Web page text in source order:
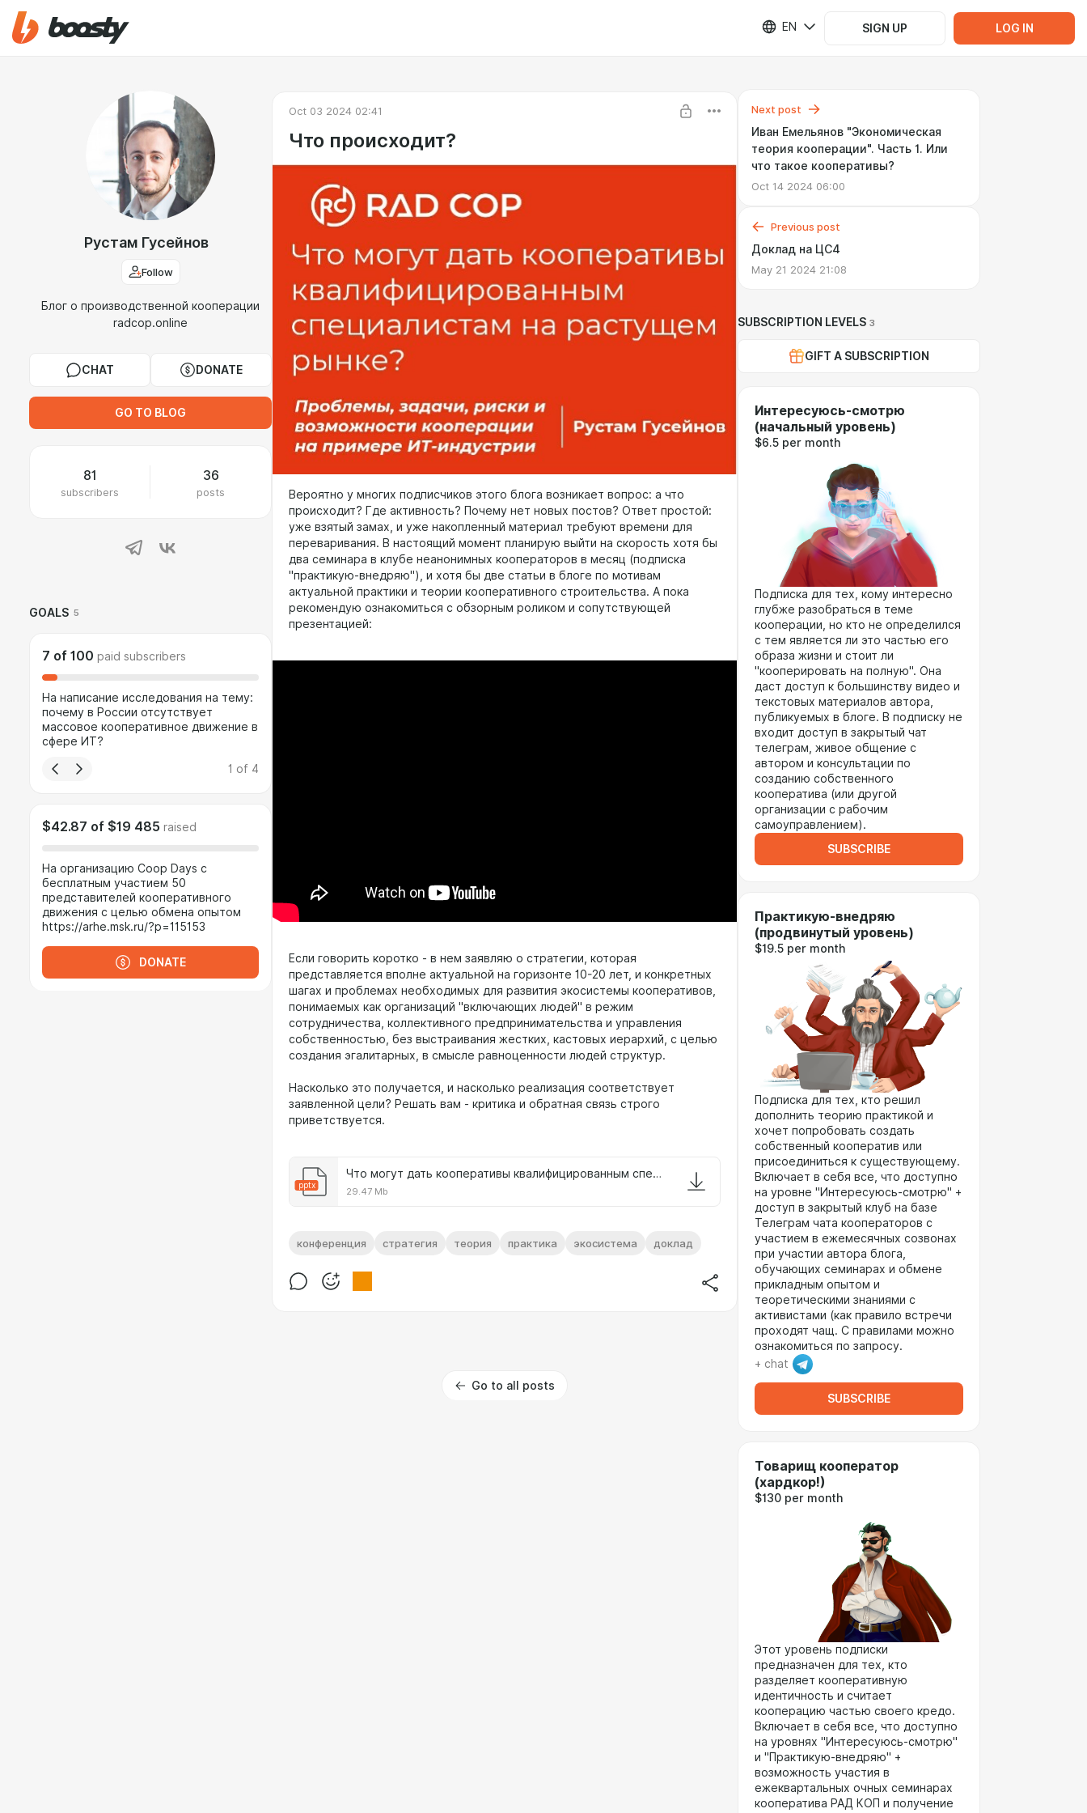
EN SIGN UP LOG IN
Рустам Гусейнов
Follow
Блог о производственной кооперации
radcop.online
CHAT DONATE
GO TO BLOG
81
subscribers
36
posts
GOALS 5
7 of 100 paid subscribers
На написание исследования на тему:
почему в России отсутствует
массовое кооперативное движение в
сфере ИТ?
1 of 4
$42.87 of $19 485 raised
На организацию Coop Days с
бесплатным участием 50
представителей кооперативного
движения с целью обмена опытом
https://arhe.msk.ru/?p=115153
DONATE
Oct 03 2024 02:41
Что происходит?
Вероятно у многих подписчиков этого блога возникает вопрос: а что
происходит? Где активность? Почему нет новых постов? Ответ простой:
уже взятый замах, и уже накопленный материал требуют времени для
переваривания. В настоящий момент планирую выйти на скорость хотя бы
два семинара в клубе неанонимных кооператоров в месяц (подписка
"практикую-внедряю"), и хотя бы две статьи в блоге по мотивам
актуальной практики и теории кооперативного строительства. А пока
рекомендую ознакомиться с обзорным роликом и сопутствующей
презентацией:
Если говорить коротко - в нем заявляю о стратегии, которая
представляется вполне актуальной на горизонте 10-20 лет, и конкретных
шагах и проблемах необходимых для развития экосистемы кооперативов,
понимаемых как организаций "включающих людей" в режим
сотрудничества, коллективного предпринимательства и управления
собственностью, без выстраивания жестких, кастовых иерархий, с целью
создания эгалитарных, в смысле равноценности людей структур.
Насколько это получается, и насколько реализация соответствует
заявленной цели? Решать вам - критика и обратная связь строго
приветствуется.
pptx
Что могут дать кооперативы квалифицированным специалистам на растущем рынке v.1.0.pptx
29.47 Mb
конференция стратегия теория практика экосистема доклад
Go to all posts
Next post
Иван Емельянов "Экономическая
теория кооперации". Часть 1. Или
что такое кооперативы?
Oct 14 2024 06:00
Previous post
Доклад на ЦС4
May 21 2024 21:08
SUBSCRIPTION LEVELS 3
GIFT A SUBSCRIPTION
Интересуюсь-смотрю
(начальный уровень)
$6.5 per month
Подписка для тех, кому интересно
глубже разобраться в теме
кооперации, но кто не определился
с тем является ли это частью его
образа жизни и стоит ли
"кооперировать на полную". Она
даст доступ к большинству видео и
текстовых материалов автора,
публикуемых в блоге. В подписку не
входит доступ в закрытый чат
телеграм, живое общение с
автором и консультации по
созданию собственного
кооператива (или другой
организации с рабочим
самоуправлением).
SUBSCRIBE
Практикую-внедряю
(продвинутый уровень)
$19.5 per month
Подписка для тех, кто решил
дополнить теорию практикой и
хочет попробовать создать
собственный кооператив или
присоединиться к существующему.
Включает в себя все, что доступно
на уровне "Интересуюсь-смотрю" +
доступ в закрытый клуб на базе
Телеграм чата кооператоров с
участием в ежемесячных созвонах
при участии автора блога,
обучающих семинарах и обмене
прикладным опытом и
теоретическими знаниями с
активистами (как правило встречи
проходят чащ. С правилами можно
ознакомиться по запросу.
+ chat
SUBSCRIBE
Товарищ кооператор
(хардкор!)
$130 per month
Этот уровень подписки
предназначен для тех, кто
разделяет кооперативную
идентичность и считает
кооперацию частью своего кредо.
Включает в себя все, что доступно
на уровнях "Интересуюсь-смотрю"
и "Практикую-внедряю" +
возможность участия в
ежеквартальных очных семинарах
кооператива РАД КОП и получение